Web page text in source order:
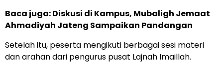
Baca juga:Diskusi di Kampus, Mubaligh Jemaat
Ahmadiyah Jateng Sampaikan Pandangan
Setelah itu, peserta mengikuti berbagai sesi materi
dan arahan dari pengurus pusat Lajnah Imaillah.